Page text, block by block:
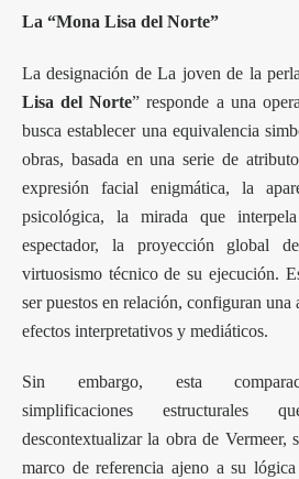
La “Mona Lisa del Norte”
La designación de La joven de la
Lisa del Norte” responde a una
busca establecer una equivalencia
obras, basada en una serie de
expresión facial enigmática, la
psicológica, la mirada que
espectador, la proyección global
virtuosismo técnico de su ejecución.
ser puestos en relación, configuran una
efectos interpretativos y mediáticos.
Sin embargo, esta
simplificaciones estructurales
descontextualizar la obra de Vermeer,
marco de referencia ajeno a su